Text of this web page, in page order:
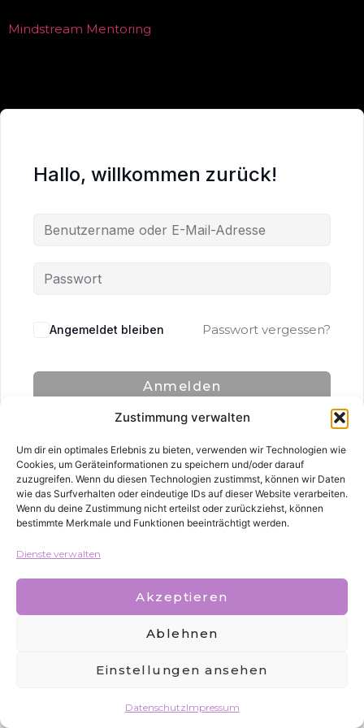
Zustimmung verwalten
Um dir ein optimales Erlebnis zu bieten, verwenden wir Technologien wie
Cookies, um Geräteinformationen zu speichern und/oder darauf
zuzugreifen. Wenn du diesen Technologien zustimmst, können wir Daten
wie das Surfverhalten oder eindeutige IDs auf dieser Website verarbeiten.
Wenn du deine Zustimmung nicht erteilst oder zurückziehst, können
bestimmte Merkmale und Funktionen beeinträchtigt werden.
Dienste verwalten
Akzeptieren
Ablehnen
Einstellungen ansehen
DatenschutzImpressum
Mindstream Mentoring
Hallo, willkommen zurück!
Angemeldet bleiben Passwort vergessen?
Anmelden
Alle Rechte vorbehalten